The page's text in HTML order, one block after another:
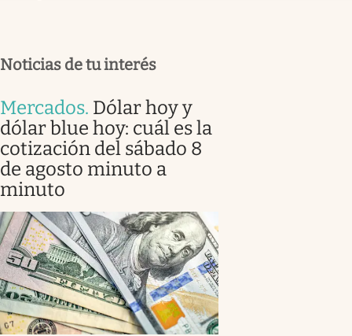
Noticias de tu interés
Mercados. Dólar hoy y
dólar blue hoy: cuál es la
cotización del sábado 8
de agosto minuto a
minuto